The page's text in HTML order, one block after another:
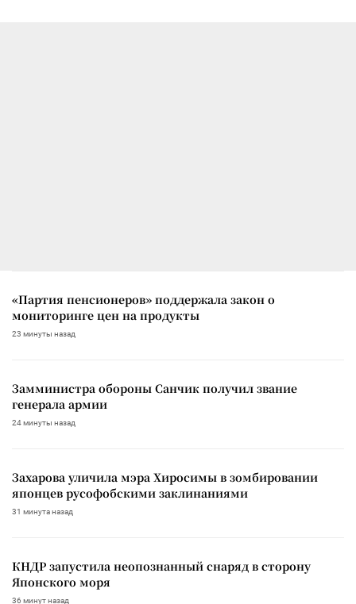
«Партия пенсионеров» поддержала закон о
мониторинге цен на продукты
23 минуты назад
Замминистра обороны Санчик получил звание
генерала армии
24 минуты назад
Захарова уличила мэра Хиросимы в зомбировании
японцев русофобскими заклинаниями
31 минута назад
КНДР запустила неопознанный снаряд в сторону
Японского моря
36 минут назад